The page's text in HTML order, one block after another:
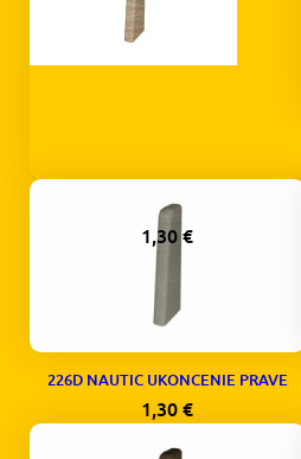
122D NAUTIC UKONCENIE PRAVE
1,30€
226D NAUTIC UKONCENIE PRAVE
1,30€